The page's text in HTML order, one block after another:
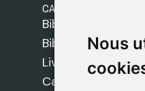
Nous
Nous
CATÉGORIES
Bibles Safeliz
Bibles
Livres
Cadeaux